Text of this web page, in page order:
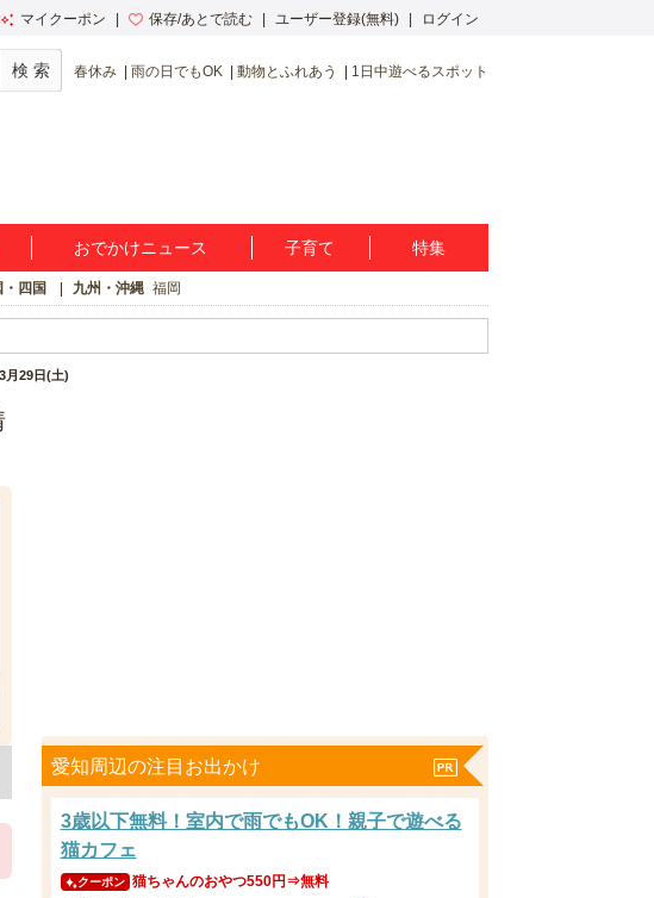
マイクーポン 保存/あとで読む ユーザー登録(無料) ログイン
春休み 雨の日でもOK 動物とふれあう 1日中遊べるスポット
おでかけニュース 子育て 特集
四国 九州・沖縄 福岡
月29日(土)
愛知周辺の注目お出かけ
3歳以下無料！室内で雨でもOK！親子で遊べる
猫カフェ
クーポン 猫ちゃんのおやつ550円⇒無料